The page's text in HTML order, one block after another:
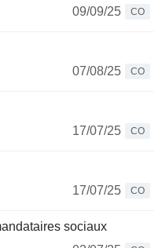
09/09/25
CO
07/08/25
CO
17/07/25
CO
17/07/25
CO
sociaux